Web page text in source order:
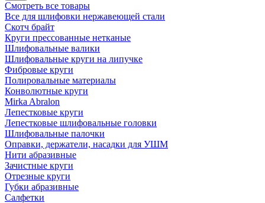
Смотреть все товары
Все для шлифовки нержавеющей стали
Скотч брайт
Круги прессованные нетканые
Шлифовальные валики
Шлифовальные круги на липучке
Фибровые круги
Полировальные материалы
Конволютные круги
Mirka Abralon
Лепестковые круги
Лепестковые шлифовальные головки
Шлифовальные палочки
Оправки, держатели, насадки для УШМ
Нити абразивные
Зачистные круги
Отрезные круги
Губки абразивные
Салфетки